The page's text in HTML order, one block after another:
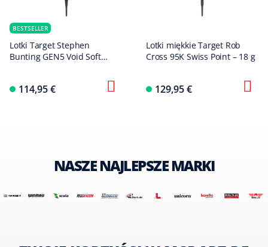
BESTSELLER
Lotki Target Stephen
Bunting GEN5 Void Soft
114,95 €
Lotki miękkie Target Rob
Cross 95K Swiss Point – 18 g
129,95 €
NASZE NAJLEPSZE MARKI